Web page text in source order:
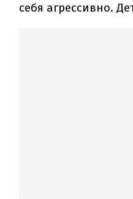
себя агрессивно.